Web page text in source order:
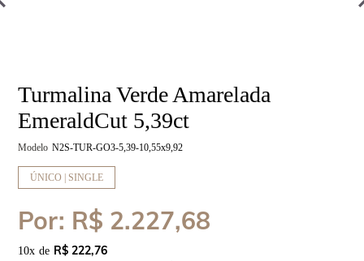
Turmalina Verde Amarelada
EmeraldCut 5,39ct
Modelo N2S-TUR-GO3-5,39-10,55x9,92
ÚNICO | SINGLE
Por: R$ 2.227,68
10x R$ 222,76